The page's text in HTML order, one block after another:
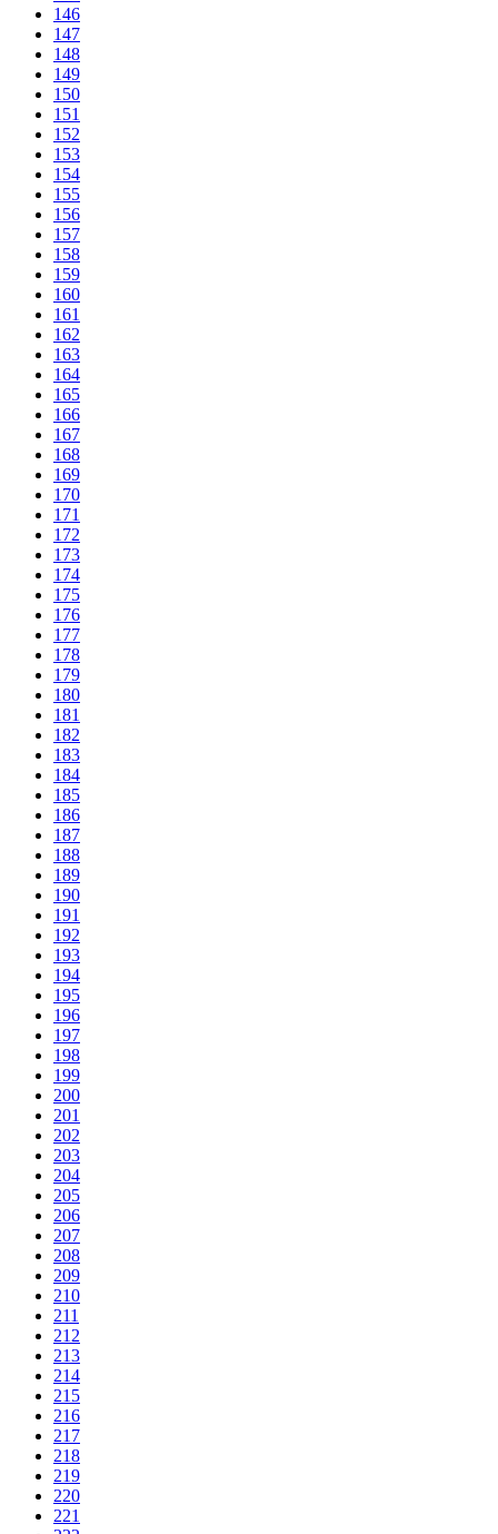
146
147
148
149
150
151
152
153
154
155
156
157
158
159
160
161
162
163
164
165
166
167
168
169
170
171
172
173
174
175
176
177
178
179
180
181
182
183
184
185
186
187
188
189
190
191
192
193
194
195
196
197
198
199
200
201
202
203
204
205
206
207
208
209
210
211
212
213
214
215
216
217
218
219
220
221